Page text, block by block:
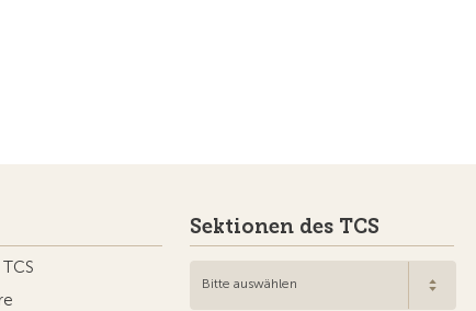
Sektionen des TCS
Bitte auswählen